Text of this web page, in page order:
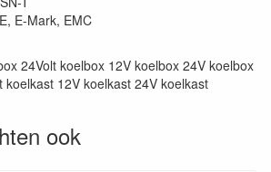
E-Mark, EMC
24Volt koelbox 12V koelbox 24V koelbox
koelkast 12V koelkast 24V koelkast
ook